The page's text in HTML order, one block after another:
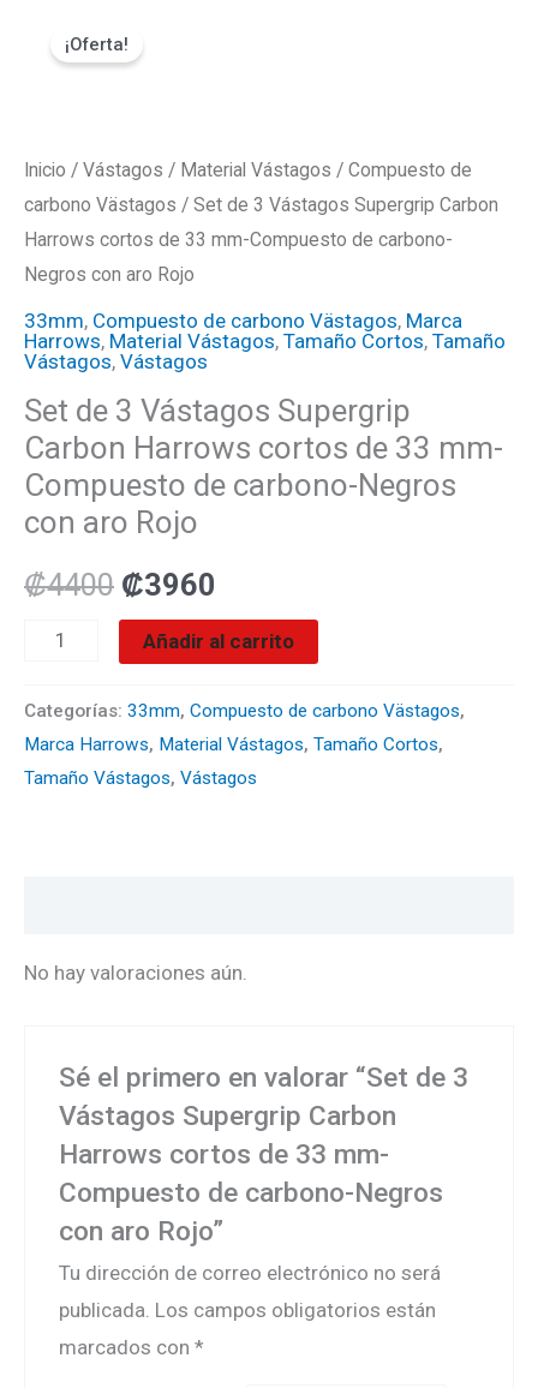
¡Oferta!
Inicio / Vástagos / Material Vástagos / Compuesto de
carbono Västagos / Set de 3 Vástagos Supergrip Carbon
Harrows cortos de 33 mm-Compuesto de carbono-
Negros con aro Rojo
33mm, Compuesto de carbono Västagos, Marca
Harrows, Material Vástagos, Tamaño Cortos, Tamaño
Vástagos, Vástagos
Set de 3 Vástagos Supergrip
Carbon Harrows cortos de 33 mm-
Compuesto de carbono-Negros
con aro Rojo
₡4400
era:
₡4400.
₡3960
es:
₡3960.
Supergrip
Carbon
Harrows
cortos
de
33
Compuesto
de
carbono-
Negros
con
Rojo
Añadir al carrito
Categorías: 33mm, Compuesto de carbono Västagos,
Marca Harrows, Material Vástagos, Tamaño Cortos,
Tamaño Vástagos, Vástagos
No hay valoraciones aún.
Sé el primero en valorar “Set de 3
Vástagos Supergrip Carbon
Harrows cortos de 33 mm-
Compuesto de carbono-Negros
con aro Rojo”
Tu dirección de correo electrónico no será
publicada. Los campos obligatorios están
marcados con*